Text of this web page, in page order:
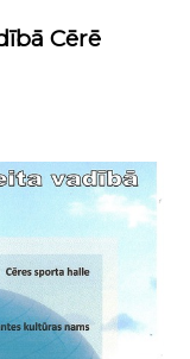
Cērē